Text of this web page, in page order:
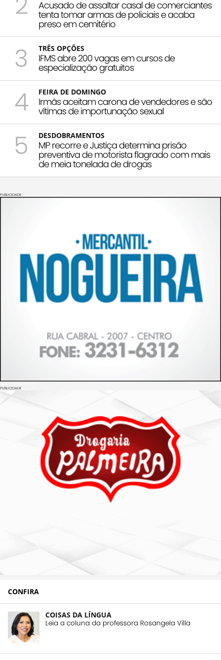
Acusado de assaltar casal de comerciantes
tenta tomar armas de policiais e acaba
preso em cemitério
3 TRÊS OPÇÕES
IFMS abre 200 vagas em cursos de
especialização gratuitos
4 FEIRA DE DOMINGO
Irmãs aceitam carona de vendedores e são
vítimas de importunação sexual
5 DESDOBRAMENTOS
MP recorre e Justiça determina prisão
preventiva de motorista flagrado com mais
de meia tonelada de drogas
PUBLICIDADE
PUBLICIDADE
CONFIRA
COISAS DA LÍNGUA
Leia a coluna da professora Rosangela Villa